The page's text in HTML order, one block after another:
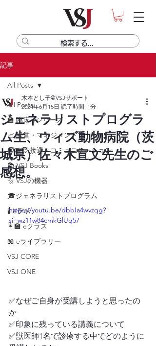
記事
All Posts
🏫 臨床 eシリーズ
📈 経営・マネジメント
🧑‍🤝‍🧑 接遇・コミュニケーション
📚 VSJ Books
🔩 VSJの機器
🎓ジェネラリストプログラム
🧪 eラボ
👩‍🏫 eクラス
📖 eライブラリー
VSJ CORE
VSJ ONE
All Posts
ジェネラリストプログラ
ム生、ウィズ動物病院（茨
城県）佐々木宣文先生のご
感想。
木本とし子@VSJサポート
2024年6月15日 読了時間: 1分
https://youtu.be/dbbIa4wvzqg?
si=wz11w84cmkGlUq57
✅なぜご自身が受講しようと思ったの
か
✅印象に残っている講義について
✅獣医師1名で診療する中でどのように